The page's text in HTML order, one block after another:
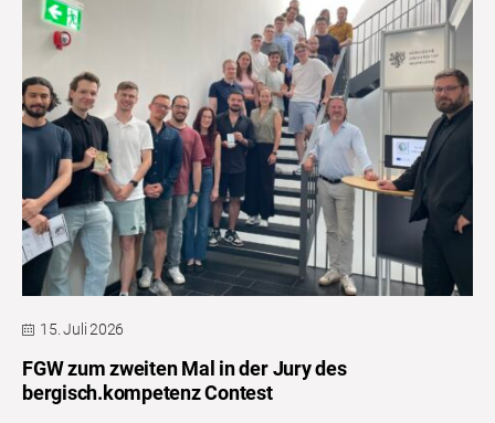
15. Juli 2026
FGW zum zweiten Mal in der Jury des
bergisch.kompetenz Contest